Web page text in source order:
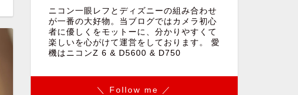
ニコン一眼レフとディズニーの組み合わせ
が一番の大好物。当ブログではカメラ初心
者に優しくをモットーに、分かりやすくて
楽しいを心がけて運営をしております。 愛
機はニコンZ 6 & D5600 & D750
＼ Follow me ／